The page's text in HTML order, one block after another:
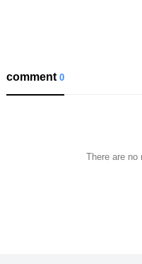
comment0
There are no